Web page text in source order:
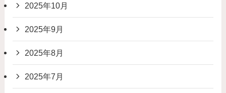
2025年10月
2025年9月
2025年8月
2025年7月